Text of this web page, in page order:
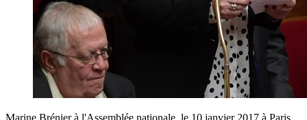
Marine Brénier à l'Assemblée nationale, le 10 janvier 2017 à Paris